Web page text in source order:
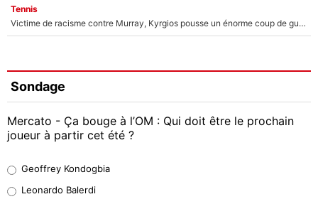
Tennis
Victime de racisme contre Murray, Kyrgios pousse un énorme coup de gueule !
Sondage
Mercato - Ça bouge à l’OM : Qui doit être le prochain
joueur à partir cet été ?
38%
Geoffrey Kondogbia
Leonardo Balerdi